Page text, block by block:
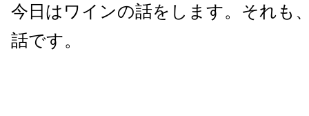
今日はワインの話をします。それも
話です。